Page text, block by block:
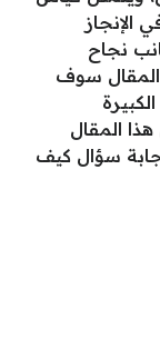
الإنجاز
نجاح
المقال سوف
الكبيرة
المقال
سؤال كيف